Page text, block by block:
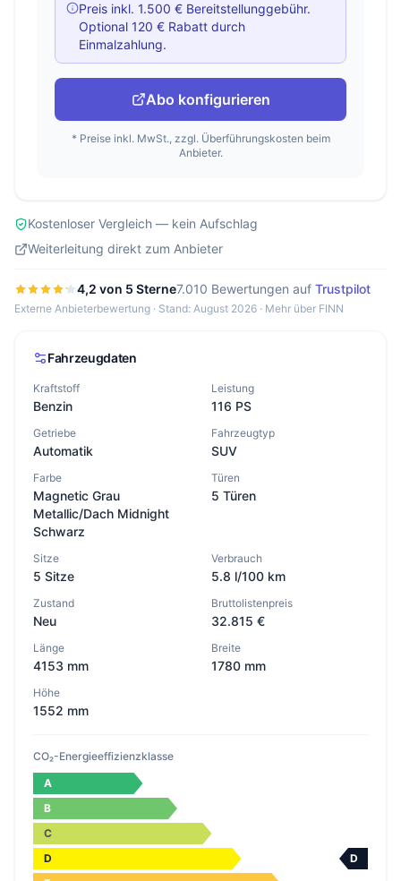
Preis inkl. 1.500 € Bereitstellunggebühr.
Optional 120 € Rabatt durch
Einmalzahlung.
Abo konfigurieren
* Preise inkl. MwSt., zzgl. Überführungskosten beim
Anbieter.
Kostenloser Vergleich — kein Aufschlag
Weiterleitung direkt zum Anbieter
4,2 von 5 Sterne7.010 Bewertungen auf Trustpilot
Externe Anbieterbewertung · Stand: August 2026 · Mehr über FINN
Fahrzeugdaten
Kraftstoff
Benzin
Leistung
116 PS
Getriebe
Automatik
Fahrzeugtyp
SUV
Farbe
Magnetic Grau
Metallic/Dach Midnight
Schwarz
Türen
5 Türen
Sitze
5 Sitze
Verbrauch
5.8 l/100 km
Zustand
Neu
Bruttolistenpreis
32.815 €
Länge
4153 mm
Breite
1780 mm
Höhe
1552 mm
CO₂-Energieeffizienzklasse
A
B
C
D
D